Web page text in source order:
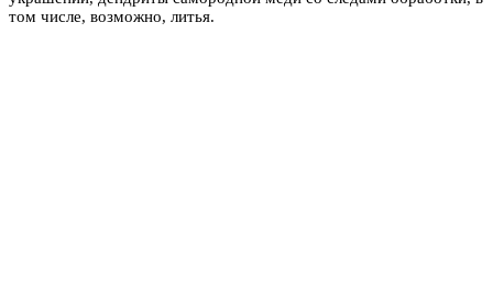
том числе, возможно, литья.